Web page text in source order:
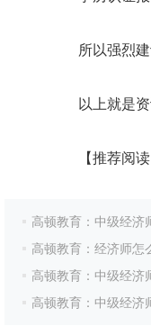
所以强烈建议
以上就是资
【推荐阅读
高顿教育：中级经济
高顿教育：经济师怎
高顿教育：中级经济
高顿教育：中级经济